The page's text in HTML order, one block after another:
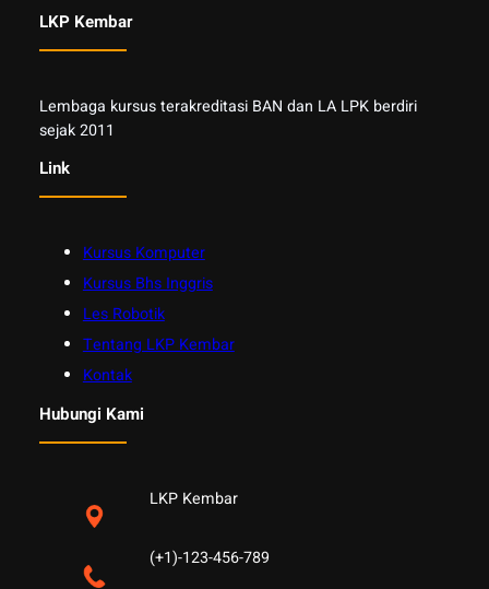
LKP Kembar
Lembaga kursus terakreditasi BAN dan LA LPK berdiri
sejak 2011
Link
Kursus Komputer
Kursus Bhs Inggris
Les Robotik
Tentang LKP Kembar
Kontak
Hubungi Kami
LKP Kembar
(+1)-123-456-789